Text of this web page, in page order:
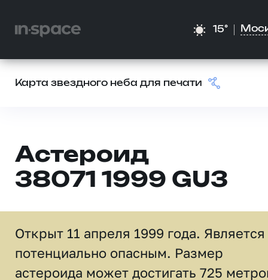
15°
Карта звездного неба для печати
Астероид
38071 1999 GU3
Открыт 11 апреля 1999 года. Является
потенциально опасным. Размер
астероида может достигать 725